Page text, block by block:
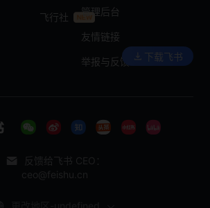
飞行社 管理后台
友情链接
举报与反馈 下载飞书
反馈给飞书 CEO：
ceo@feishu.cn